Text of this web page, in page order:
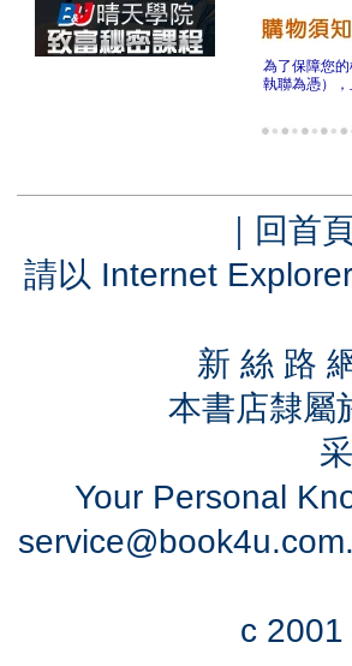
為了保障您
執聯為憑）
｜ 回首
請以 Internet
新 絲 路
本書店隸屬
Your Personal
c